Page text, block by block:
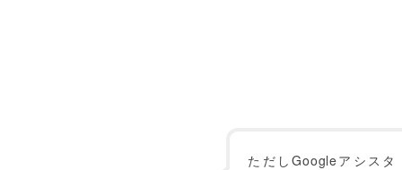
ただしGoogleアシスタ